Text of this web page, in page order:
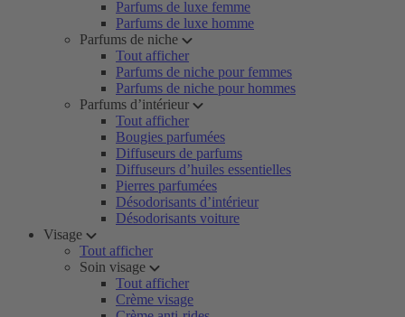
Parfums de luxe femme
Parfums de luxe homme
Parfums de niche
Tout afficher
Parfums de niche pour femmes
Parfums de niche pour hommes
Parfums d’intérieur
Tout afficher
Bougies parfumées
Diffuseurs de parfums
Diffuseurs d’huiles essentielles
Pierres parfumées
Désodorisants d’intérieur
Désodorisants voiture
Visage
Tout afficher
Soin visage
Tout afficher
Crème visage